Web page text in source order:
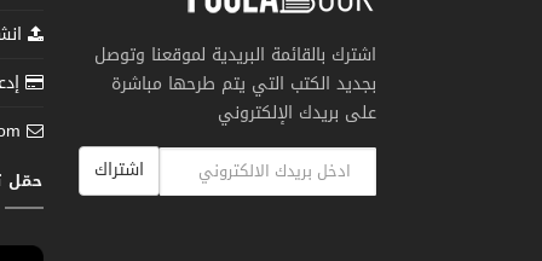
اشترك بالقائمة البريدية لموقعنا وتوصل
بجديد الكتب التي يتم طرحها مباشرة
على بريدك الإلكتروني
اشتراك
حمّل